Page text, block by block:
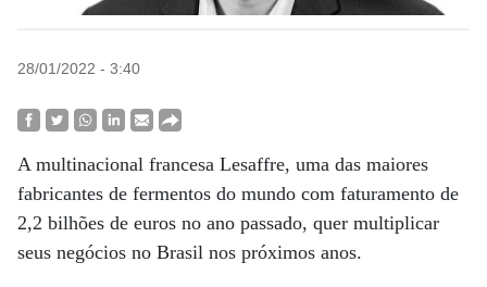
28/01/2022 - 3:40
A multinacional francesa Lesaffre, uma das maiores
fabricantes de fermentos do mundo com faturamento de
2,2 bilhões de euros no ano passado, quer multiplicar
seus negócios no Brasil nos próximos anos.